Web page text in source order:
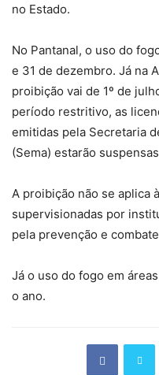
no Estado.
No Pantanal, o uso do
e 31 de dezembro. Já na
proibição vai de 1º de
período restritivo, as
emitidas pela Secretaria
(Sema) estarão
A proibição não se aplica
supervisionadas por
pela prevenção e
Já o uso do fogo em
o ano.